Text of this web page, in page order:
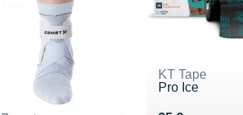
KT Tape
Pro Ice